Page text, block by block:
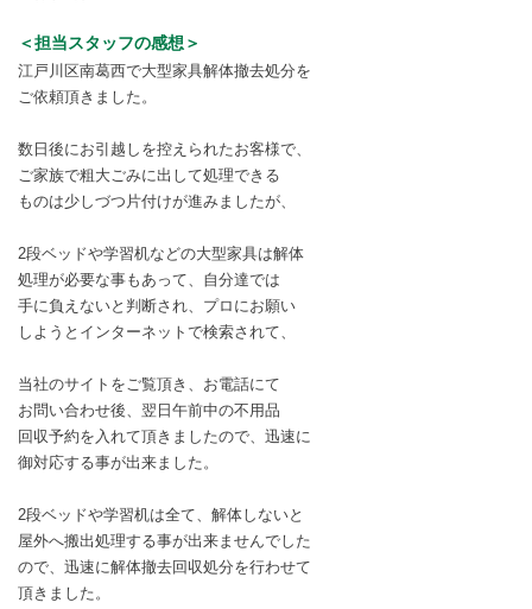
＜担当スタッフの感想＞
江戸川区南葛西で大型家具解体撤去処分を
ご依頼頂きました。
数日後にお引越しを控えられたお客様で、
ご家族で粗大ごみに出して処理できる
ものは少しづつ片付けが進みましたが、
2段ベッドや学習机などの大型家具は解体
処理が必要な事もあって、自分達では
手に負えないと判断され、プロにお願い
しようとインターネットで検索されて、
当社のサイトをご覧頂き、お電話にて
お問い合わせ後、翌日午前中の不用品
回収予約を入れて頂きましたので、迅速に
御対応する事が出来ました。
2段ベッドや学習机は全て、解体しないと
屋外へ搬出処理する事が出来ませんでした
ので、迅速に解体撤去回収処分を行わせて
頂きました。